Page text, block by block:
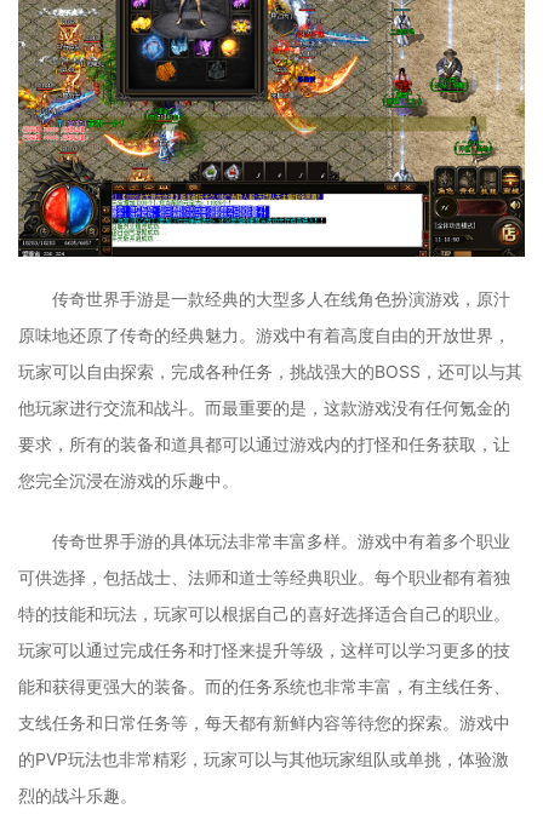
传奇世界手游是一款经典的大型多人在线角色扮演游戏，原汁
原味地还原了传奇的经典魅力。游戏中有着高度自由的开放世界，
玩家可以自由探索，完成各种任务，挑战强大的BOSS，还可以与其
他玩家进行交流和战斗。而最重要的是，这款游戏没有任何氪金的
要求，所有的装备和道具都可以通过游戏内的打怪和任务获取，让
您完全沉浸在游戏的乐趣中。
传奇世界手游的具体玩法非常丰富多样。游戏中有着多个职业
可供选择，包括战士、法师和道士等经典职业。每个职业都有着独
特的技能和玩法，玩家可以根据自己的喜好选择适合自己的职业。
玩家可以通过完成任务和打怪来提升等级，这样可以学习更多的技
能和获得更强大的装备。而的任务系统也非常丰富，有主线任务、
支线任务和日常任务等，每天都有新鲜内容等待您的探索。游戏中
的PVP玩法也非常精彩，玩家可以与其他玩家组队或单挑，体验激
烈的战斗乐趣。